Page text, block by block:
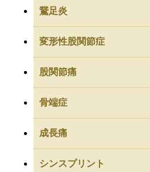
鵞足炎
変形性股関節症
股関節痛
骨端症
成長痛
シンスプリント